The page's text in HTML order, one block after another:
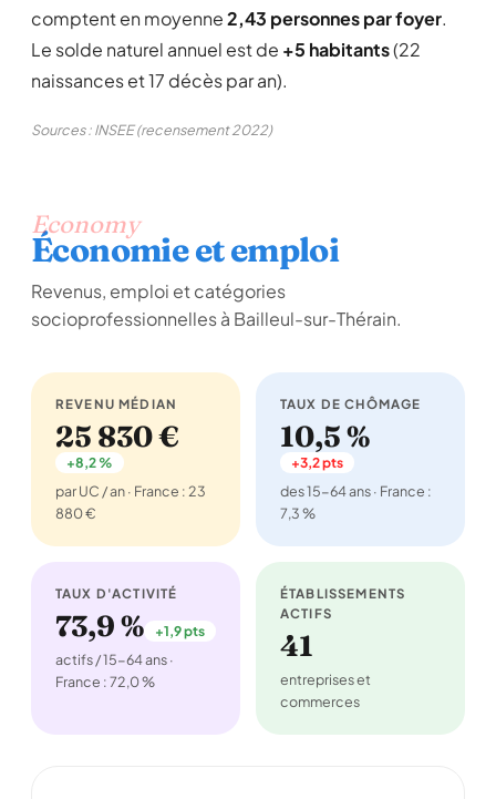
comptent en moyenne2,43 personnes par foyer.
Le solde naturel annuel est de +5 habitants(22
naissances et 17 décès par an).
Sources : INSEE (recensement 2022)
Economy
Économie et emploi
Revenus, emploi et catégories
socioprofessionnelles à Bailleul-sur-Thérain.
REVENU MÉDIAN
25 830 €
+8,2 %
par UC / an · France : 23
880 €
TAUX DE CHÔMAGE
10,5 %
+3,2 pts
des 15-64 ans · France :
7,3 %
TAUX D'ACTIVITÉ
73,9 % +1,9 pts
actifs / 15-64 ans ·
France : 72,0 %
ÉTABLISSEMENTS
ACTIFS
41
entreprises et
commerces